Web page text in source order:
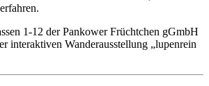
1-12 der Pankower Früchtchen gGmbH
interaktiven Wanderausstellung „lupenrein